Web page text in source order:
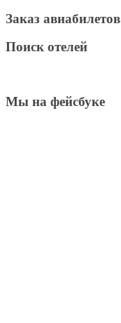
Заказ авиабилетов
Поиск отелей
Мы на фейсбуке